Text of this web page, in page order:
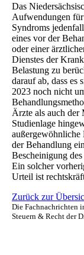
Das
Aufwendungen für
Syndroms
eines vor der
oder einer
Dienstes der
Belastung zu
darauf ab, dass es
2023 noch nicht
Ärzte als auch der
Studienlage
außergewöhnliche
der Behandlung
Bescheinigung
Ein solcher
Urteil ist
Zurück zur
Die Fachnachrichten
Steuern & Recht der